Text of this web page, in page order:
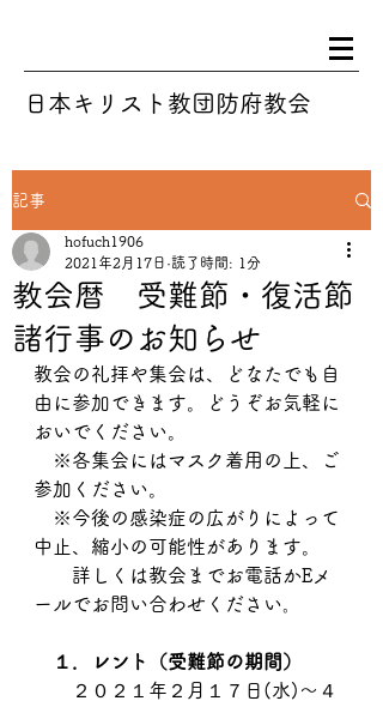
日本キリスト教団防府教会
記事
教会暦 受難節・復活節
諸行事のお知らせ
hofuch1906
2021年2月17日 読了時間: 1分
教会の礼拝や集会は、どなたでも自
由に参加できます。どうぞお気軽に
おいでください。
※各集会にはマスク着用の上、ご
参加ください。
※今後の感染症の広がりによって
中止、縮小の可能性があります。
詳しくは教会までお電話かEメ
ールでお問い合わせください｡
１．レント（受難節の期間）
２０２１年２月１７日(水)～４